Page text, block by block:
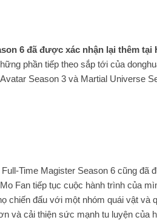
6 đã được xác nhận lại thêm
phần tiếp theo sắp tới của
Season 3 và Martial Universe
Time Magister Season 6 cũng
Fan tiếp tục cuộc hành trình của
chiến đấu với một nhóm quái vật và
và cải thiện sức mạnh tu luyện của